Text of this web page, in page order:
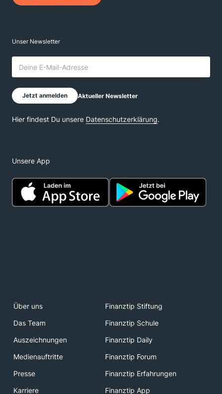
Unsere App
Über uns
Finanztip Stiftung
Das Team
Finanztip Schule
Auszeichnungen
Finanztip Daily
Medienauftritte
Finanztip Forum
Presse
Finanztip Erfahrungen
Karriere
Finanztip App